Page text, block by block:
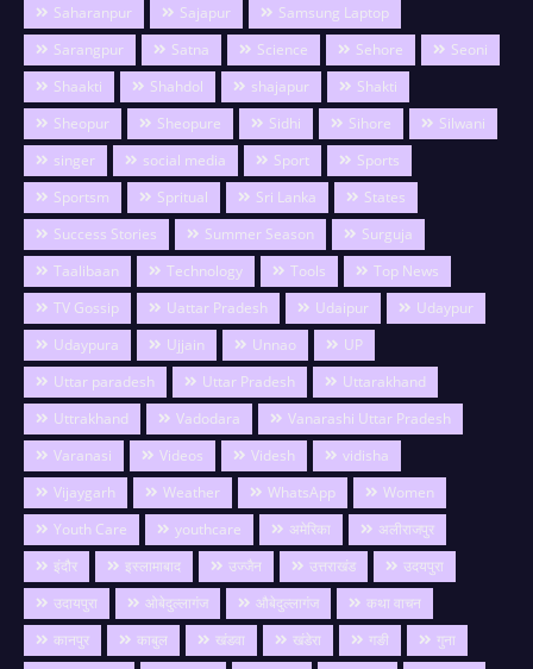
Saharanpur
Sajapur
Samsung Laptop
Sarangpur
Satna Science Sehore
Seoni
Shaakti
Shahdol shajapur
Shakti
Sheopur
Sheopure Sidhi Sihore
Silwani
singer
social media Sport
Sports
Sportsm
Spritual Sri Lanka
States
Success Stories
Summer Season
Surguja
Taalibaan
Technology Tools
Top News
TV Gossip
Uattar Pradesh Udaipur
Udaypur
Udaypura
Ujjain Unnao
UP
Uttar paradesh
Uttar Pradesh
Uttarakhand
Uttrakhand
Vadodara
Vanarashi Uttar Pradesh
Varanasi
Videos Videsh
vidisha
Vijaygarh
Weather WhatsApp
Women
Youth Care
youthcare अमेरिका
अलीराजपुर
इंदौर
इस्लामाबाद उज्जैन उत्तराखंड
उदयपुरा
उदायपुरा
ओबेदुल्लागंज औबेदुल्लागंज
कथा वाचन
कानपुर
काबुल खंडवा खंडेरा गङी
गुना